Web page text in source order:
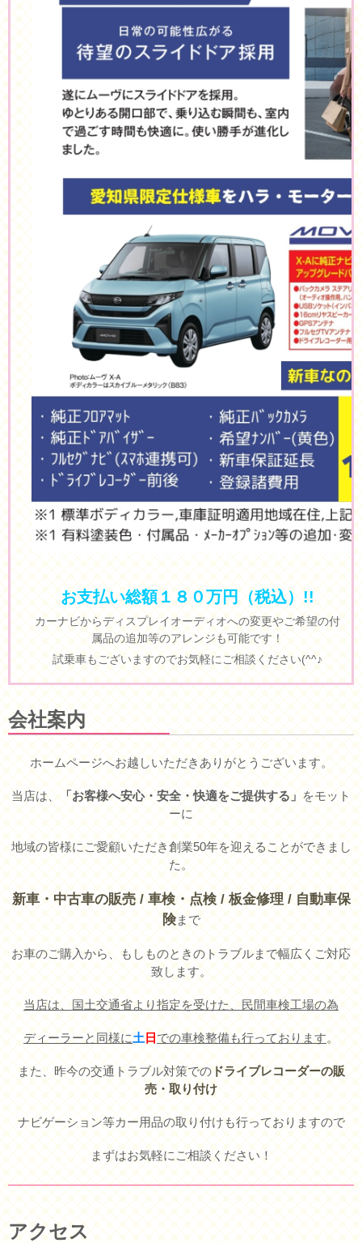
お支払い総額１８０万円（税込）!!
カーナビからディスプレイオーディオへの変更やご希望の付
属品の追加等のアレンジも可能です！
試乗車もございますのでお気軽にご相談ください(^^♪
会社案内
ホームページへお越しいただきありがとうございます。
当店は、​「お客様へ安心・安全・快適をご提供する」をモット
ーに
地域の皆様にご愛顧いただき創業50年を迎えることができまし
た。
新車・中古車の販売 / 車検・点検 / 板金修理 / 自動車保
険まで
お車のご購入から、もしものときのトラブルまで幅広くご対応
致します。
当店は、国土交通省より指定を受けた、民間車検工場の為
ディーラーと同様に土日での車検整備も行っております。
また、昨今の交通トラブル対策でのドライブレコーダーの販
売・取り付け
ナビゲーション等カー用品の取り付けも行っておりますので
まずはお気軽にご相談ください！
アクセス